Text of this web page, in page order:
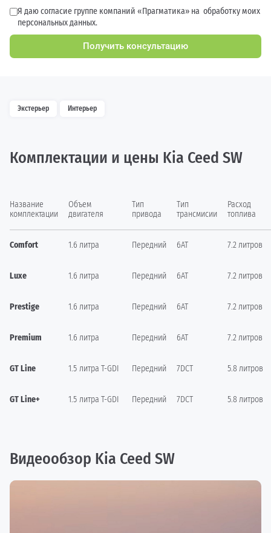
Я даю согласие группе компаний «Прагматика» на обработку моих
персональных данных.
Получить консультацию
Экстерьер Интерьер
Комплектации и цены Kia Ceed SW
Название
комплектации
Объем
двигателя
Тип
привода
Тип
трансмисии
Расход
топлива
Comfort 1.6 литра Передний 6AT 7.2 литров
Luxe 1.6 литра Передний 6AT 7.2 литров
Prestige 1.6 литра Передний 6AT 7.2 литров
Premium 1.6 литра Передний 6AT 7.2 литров
GT Line 1.5 литра T-GDI Передний 7DCT 5.8 литров
GT Line+ 1.5 литра T-GDI Передний 7DCT 5.8 литров
Видеообзор Kia Ceed SW